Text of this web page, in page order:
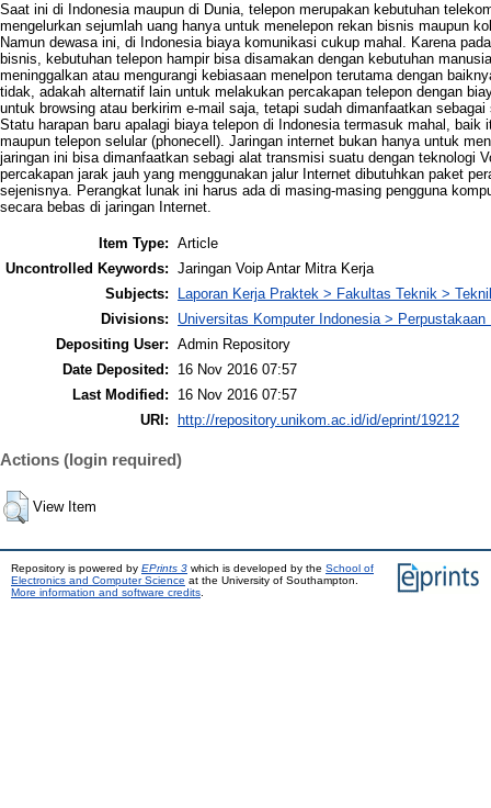
Saat ini di Indonesia maupun di Dunia, telepon merupakan kebutuhan
mengelurkan sejumlah uang hanya untuk menelepon rekan bisnis maupun
Namun dewasa ini, di Indonesia biaya komunikasi cukup mahal. Karena
bisnis, kebutuhan telepon hampir bisa disamakan dengan kebutuhan
meninggalkan atau mengurangi kebiasaan menelpon terutama dengan
tidak, adakah alternatif lain untuk melakukan percakapan telepon dengan
untuk browsing atau berkirim e-mail saja, tetapi sudah dimanfaatkan
Statu harapan baru apalagi biaya telepon di Indonesia termasuk mahal,
maupun telepon selular (phonecell). Jaringan internet bukan hanya untuk
jaringan ini bisa dimanfaatkan sebagi alat transmisi suatu dengan teknologi
percakapan jarak jauh yang menggunakan jalur Internet dibutuhkan paket
sejenisnya. Perangkat lunak ini harus ada di masing-masing pengguna
secara bebas di jaringan Internet.
Item Type: Article
Uncontrolled Keywords: Jaringan Voip Antar Mitra Kerja
Subjects:
Laporan Kerja Praktek > Fakultas Teknik >
Divisions:
Universitas Komputer Indonesia > Perpustakaan
Depositing User: Admin Repository
Date Deposited:
16 Nov 2016 07:57
Last Modified:
16 Nov 2016 07:57
URI:
http://repository.unikom.ac.id/id/eprint/19212
Actions (login required)
View Item
Repository is powered by EPrints 3 which is developed by the School of
Electronics and Computer Science at the University of Southampton.
More information and software credits